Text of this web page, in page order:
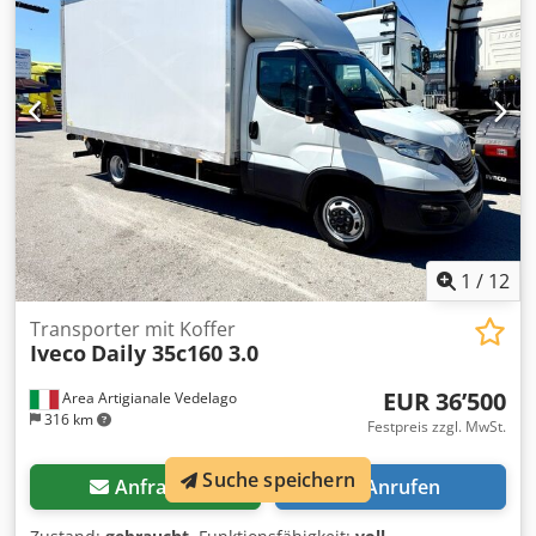
Armlehne, DAB-Radio mit Bluetooth und Touchscreen,
Android Auto + Apple Carplay, elektrische Spiegel,
elektrische Fensterheber, Airbags, Nebelscheinwerfer
sowie weitere serienmäßige Ausstattungen. Aufbau:
Kofferaufbau mit 1 Seitentür, Innenmaße 4,30 m x 2,11 m x
2,32 m (Heckladeöffnung 2,20 m), inklusive hydraulischer
Ladebordwand mit 1.000 kg Tragkraft. Gesamtgewicht
3.500 kg, Nutzlast ca. 650 kg. Reguläre Hauptuntersuchung
bis FEBRUAR 2029. MASON TRUCKS Via Vicenza, 31
Vedelago (Treviso)
1 / 12
Area Artigianale Vedelago
316 km
Transporter mit Koffer
Iveco Daily 35c160 3.0
EUR 36’500
Festpreis zzgl. MwSt.
Anfragen Anrufen
Suche speichern